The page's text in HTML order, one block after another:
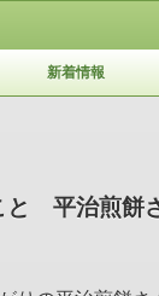
新着情報
と 平治煎餅